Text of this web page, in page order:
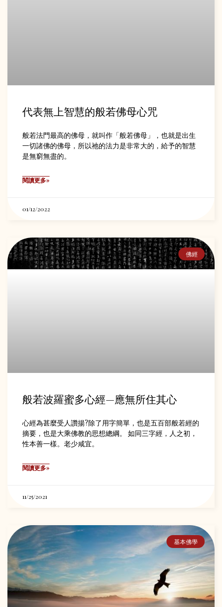
代表無上智慧的般若佛母心咒
般若法門最高的佛母，就叫作「般若佛母」，也就是出生
一切諸佛的佛母，所以祂的法力是非常大的，給予的智慧
是無窮無盡的。
閱讀更多»
01/12/2022
佛經
般若波羅蜜多心經—應無所住其心
心經為甚麼受人讚揚?除了用字簡單，也是五百部般若經的
摘要，也是大乘佛教的思想總綱。 如同三字經，人之初，
性本善一樣。老少咸宜。
閱讀更多»
11/25/2021
基本佛學